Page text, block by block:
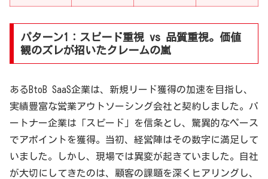
パターン1：スピード重視 vs 品質重視。価値
観のズレが招いたクレームの嵐
あるBtoB SaaS企業は、新規リード獲得の加速を目指し、
実績豊富な営業アウトソーシング会社と契約しました。パ
ートナー企業は「スピード」を信条とし、驚異的なペース
でアポイントを獲得。当初、経営陣はその数字に満足して
いました。しかし、現場では異変が起きていました。自社
が大切にしてきたのは、顧客の課題を深くヒアリングし、